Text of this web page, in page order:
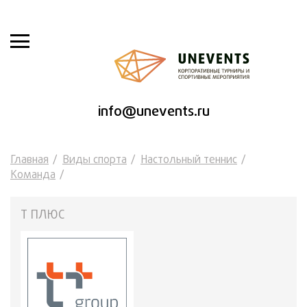
info@unevents.ru
Главная Виды спорта
Настольный теннис
Команда
Т ПЛЮС